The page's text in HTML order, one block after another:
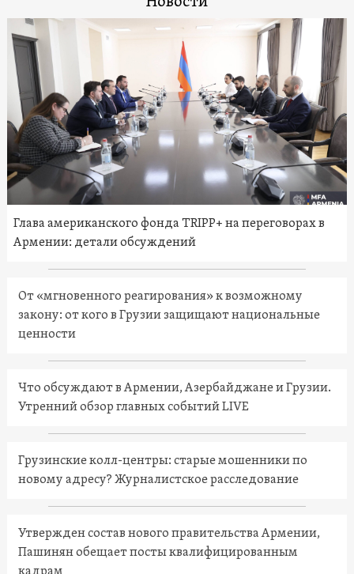
Глава американского фонда TRIPP+ на переговорах в
Армении: детали обсуждений
От «мгновенного реагирования» к возможному
закону: от кого в Грузии защищают национальные
ценности
Что обсуждают в Армении, Азербайджане и Грузии.
Утренний обзор главных событий LIVE
Грузинские колл-центры: старые мошенники по
новому адресу? Журналистское расследование
Утвержден состав нового правительства Армении,
Пашинян обещает посты квалифицированным